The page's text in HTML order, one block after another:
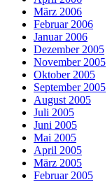
März 2006
Februar 2006
Januar 2006
Dezember 2005
November 2005
Oktober 2005
September 2005
August 2005
Juli 2005
Juni 2005
Mai 2005
April 2005
März 2005
Februar 2005